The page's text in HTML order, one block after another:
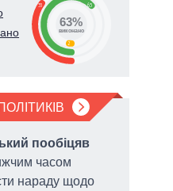
35 63
2
63%
виконано
пообіцяв
часом
нараду щодо